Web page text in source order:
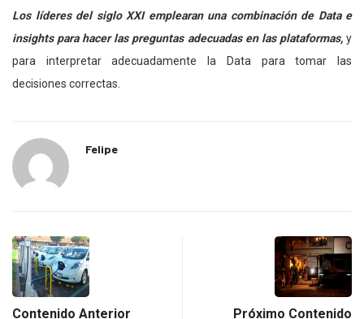
Los líderes del siglo XXI emplearan una combinación de Data e
insights para hacer las preguntas adecuadas en las plataformas,y
para interpretar adecuadamente la Data para tomar las
decisiones correctas.
Felipe
Contenido Anterior Próximo Contenido